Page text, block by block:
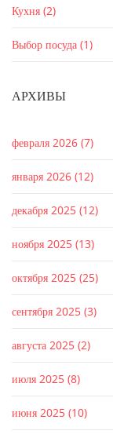
Кухня (2)
Выбор посуда (1)
АРХИВЫ
февраля 2026 (7)
января 2026 (12)
декабря 2025 (12)
ноября 2025 (13)
октября 2025 (25)
сентября 2025 (3)
августа 2025 (2)
июля 2025 (8)
июня 2025 (10)